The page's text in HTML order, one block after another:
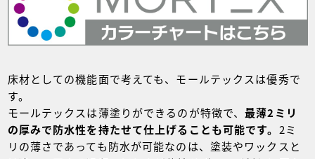
床材としての機能面で考えても、モールテックスは優秀で
す。
モールテックスは薄塗りができるのが特徴で、最薄2ミリ
の厚みで防水性を持たせて仕上げることも可能です。 2ミ
リの薄さであっても防水が可能なのは、塗装やワックスと